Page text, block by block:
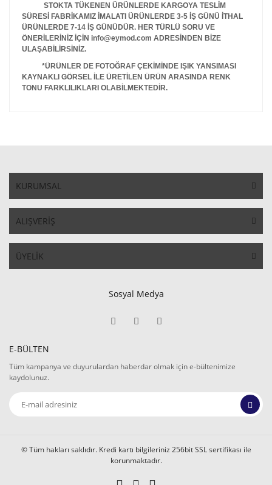
STOKTA TÜKENEN ÜRÜNLERDE KARGOYA TESLİM
SÜRESİ FABRİKAMIZ İMALATI ÜRÜNLERDE 3-5 İŞ GÜNÜ İTHAL
ÜRÜNLERDE 7-14 İŞ GÜNÜDÜR. HER TÜRLÜ SORU VE
ÖNERİLERİNİZ İÇİN info@eymod.com ADRESİNDEN BİZE
ULAŞABİLİRSİNİZ.
*ÜRÜNLER DE FOTOĞRAF ÇEKİMİNDE IŞIK YANSIMASI
KAYNAKLI GÖRSEL İLE ÜRETİLEN ÜRÜN ARASINDA RENK
TONU FARKLILIKLARI OLABİLMEKTEDİR.
KURUMSAL
ALIŞVERİŞ
ÜYELİK
Sosyal Medya
E-BÜLTEN
Tüm kampanya ve duyurulardan haberdar olmak için e-bültenimize
kaydolunuz.
© Tüm hakları saklıdır. Kredi kartı bilgileriniz 256bit SSL sertifikası ile
korunmaktadır.